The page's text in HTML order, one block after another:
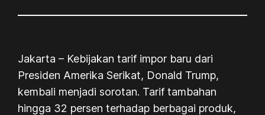
Jakarta – Kebijakan tarif impor baru dari
Presiden Amerika Serikat, Donald Trump,
kembali menjadi sorotan. Tarif tambahan
hingga 32 persen terhadap berbagai produk,